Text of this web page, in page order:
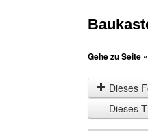
Gehe zu Seite
Dieses
Dieses